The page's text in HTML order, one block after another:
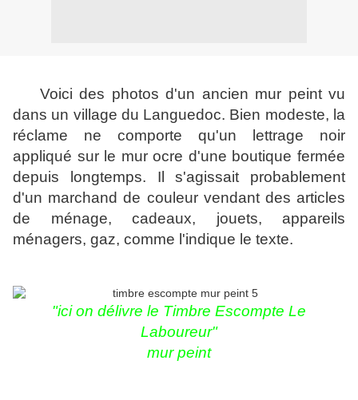
Voici des photos d'un ancien mur peint vu
dans un village du Languedoc. Bien modeste, la
réclame ne comporte qu'un lettrage noir
appliqué sur le mur ocre d'une boutique fermée
depuis longtemps. Il s'agissait probablement
d'un marchand de couleur vendant des articles
de ménage, cadeaux, jouets, appareils
ménagers, gaz, comme l'indique le texte.
"ici on délivre le Timbre Escompte Le
Laboureur"
mur peint